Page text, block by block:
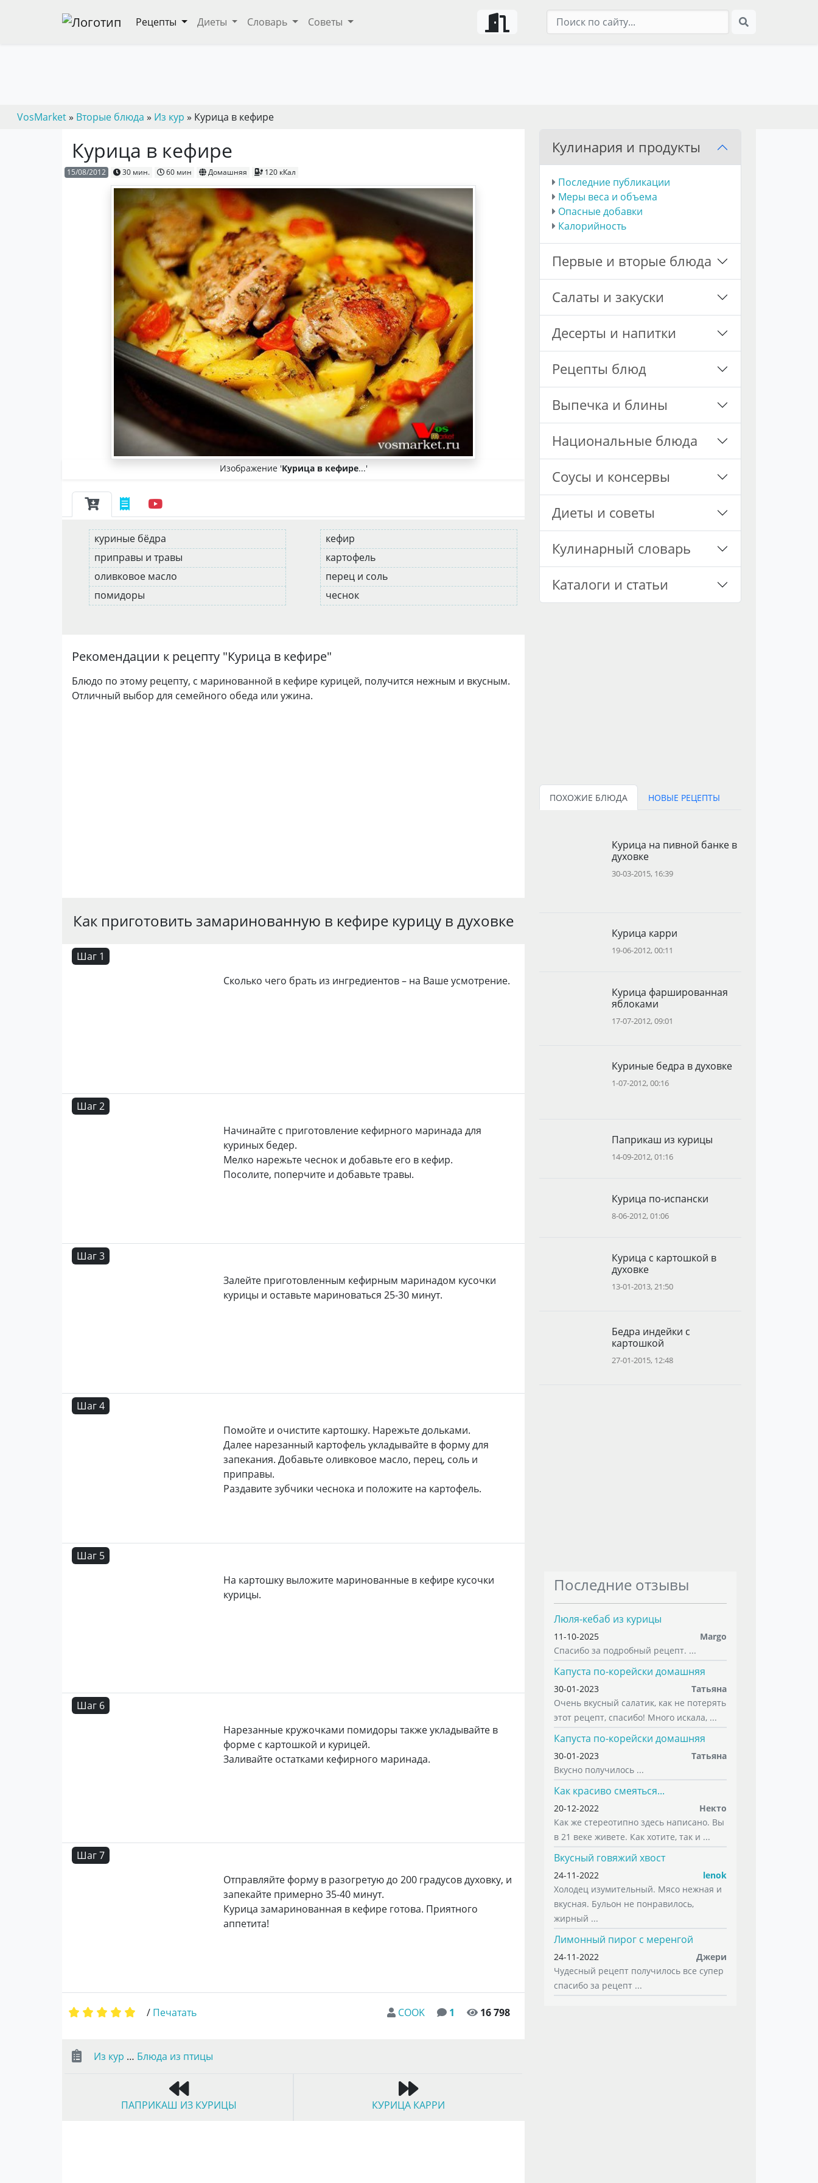
Рецепты Диеты Словарь Советы
VosMarket» Вторые блюда » Из кур » Курица в кефире
Курица в кефире
15/08/2012 30 мин. 60 мин Домашняя 120 кКал
Изображение 'Курица в кефире...'
куриные бёдра
приправы и травы
оливковое масло
помидоры
кефир
картофель
перец и соль
чеснок
Рекомендации к рецепту "Курица в кефире"
Блюдо по этому рецепту, с маринованной в кефире курицей, получится нежным и вкусным.
Отличный выбор для семейного обеда или ужина.
Как приготовить замаринованную в кефире курицу в духовке
Шаг 1
Сколько чего брать из ингредиентов – на Ваше усмотрение.
Шаг 2
Начинайте с приготовление кефирного маринада для
куриных бедер.
Мелко нарежьте чеснок и добавьте его в кефир.
Посолите, поперчите и добавьте травы.
Шаг 3
Залейте приготовленным кефирным маринадом кусочки
курицы и оставьте мариноваться 25-30 минут.
Шаг 4
Помойте и очистите картошку. Нарежьте дольками.
Далее нарезанный картофель укладывайте в форму для
запекания. Добавьте оливковое масло, перец, соль и
приправы.
Раздавите зубчики чеснока и положите на картофель.
Шаг 5
На картошку выложите маринованные в кефире кусочки
курицы.
Шаг 6
Нарезанные кружочками помидоры также укладывайте в
форме с картошкой и курицей.
Заливайте остатками кефирного маринада.
Шаг 7
Отправляйте форму в разогретую до 200 градусов духовку, и
запекайте примерно 35-40 минут.
Курица замаринованная в кефире готова. Приятного
аппетита!
COOK 1 16 798
/ Печатать
Из кур … Блюда из птицы
ПАПРИКАШ ИЗ КУРИЦЫ КУРИЦА КАРРИ
Кулинария и продукты
Последние публикации
Меры веса и объема
Опасные добавки
Калорийность
Первые и вторые блюда
Салаты и закуски
Десерты и напитки
Рецепты блюд
Выпечка и блины
Национальные блюда
Соусы и консервы
Диеты и советы
Кулинарный словарь
Каталоги и статьи
ПОХОЖИЕ БЛЮДА НОВЫЕ РЕЦЕПТЫ
Курица на пивной банке в
духовке
30-03-2015, 16:39
Курица карри
19-06-2012, 00:11
Курица фаршированная
яблоками
17-07-2012, 09:01
Куриные бедра в духовке
1-07-2012, 00:16
Паприкаш из курицы
14-09-2012, 01:16
Курица по-испански
8-06-2012, 01:06
Курица с картошкой в
духовке
13-01-2013, 21:50
Бедра индейки с
картошкой
27-01-2015, 12:48
Последние отзывы
Люля-кебаб из курицы
11-10-2025
Margo
Спасибо за подробный рецепт. ...
Капуста по-корейски домашняя
30-01-2023
Татьяна
Очень вкусный салатик, как не потерять
этот рецепт, спасибо! Много искала, ...
Капуста по-корейски домашняя
30-01-2023
Татьяна
Вкусно получилось ...
Как красиво смеяться...
20-12-2022
Некто
Как же стереотипно здесь написано. Вы
в 21 веке живете. Как хотите, так и ...
Вкусный говяжий хвост
24-11-2022
lenok
Холодец изумительный. Мясо нежная и
вкусная. Бульон не понравилось,
жирный ...
Лимонный пирог с меренгой
24-11-2022
Джери
Чудесный рецепт получилось все супер
спасибо за рецепт ...